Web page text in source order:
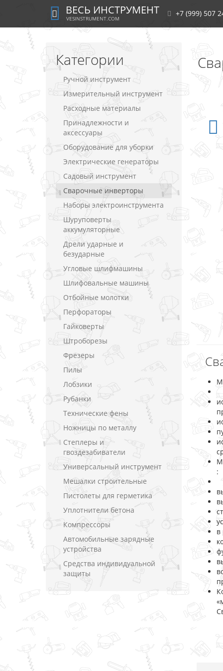
ВЕСЬ ИНСТРУМЕНТ
VESINSTRUMENT.COM
+7 (999) 507
Категории
Ручной инструмент
Измерительный инструмент
Расходные материалы
Принадлежности и
аксессуары
Оборудование для уборки
Электрические генераторы
Садовый инструмент
Сварочные инверторы
Наборы электроинструмента
Шуруповерты
аккумуляторные
Дрели ударные и
безударные
Угловые шлифмашины
Шлифовальные машины
Отбойные молотки
Перфораторы
Гайковерты
Штроборезы
Фрезеры
Пилы
Лобзики
Рубанки
Технические фены
Ножницы по металлу
Степлеры и
гвоздезабиватели
Универсальный инструмент
Мешалки строительные
Пистолеты для герметика
Уплотнители бетона
Компрессоры
Автомобильные зарядные
устройства
Средства индивидуальной
защиты
:
в